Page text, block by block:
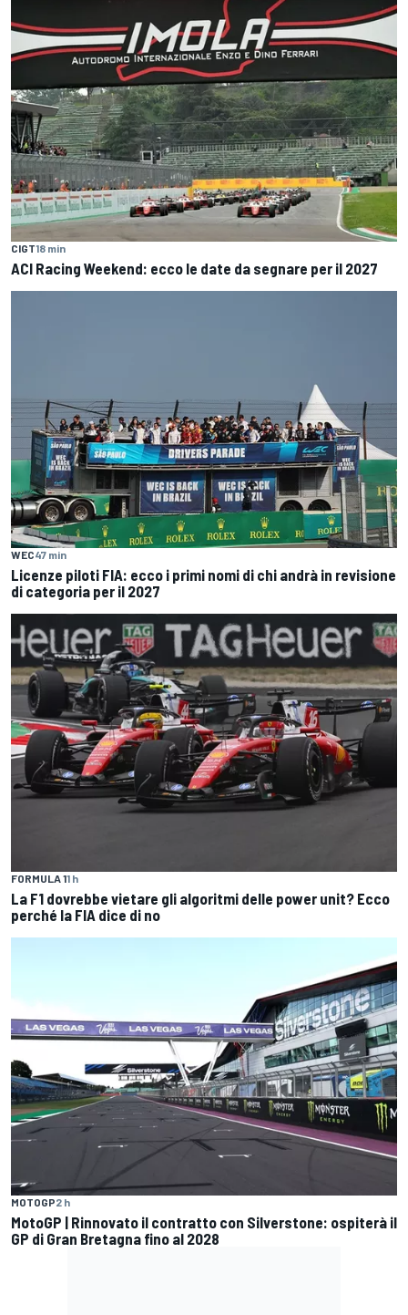
CIGT18 min
ACI Racing Weekend: ecco le date da segnare per il 2027
WEC47 min
Licenze piloti FIA: ecco i primi nomi di chi andrà in revisione
di categoria per il 2027
FORMULA 11 h
La F1 dovrebbe vietare gli algoritmi delle power unit? Ecco
perché la FIA dice di no
MOTOGP2 h
MotoGP | Rinnovato il contratto con Silverstone: ospiterà il
GP di Gran Bretagna fino al 2028